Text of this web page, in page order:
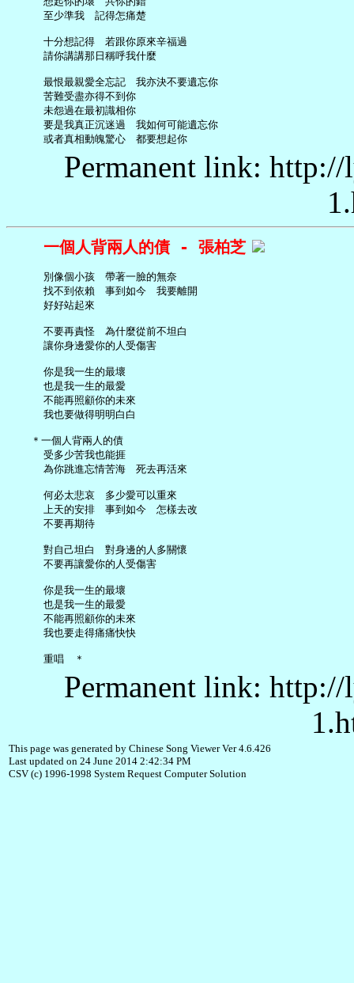
     至少準我　記得怎痛楚
     十分想記得　若跟你原來辛福過
     請你講講那日稱呼我什麼
     最恨最親愛全忘記　我亦決不要遺忘你
     苦難受盡亦得不到你
     未怨過在最初識相你
     要是我真正沉迷過　我如何可能遺忘你
Permanent link:
一個人背兩人的債 - 張柏芝
     別像個小孩　帶著一臉的無奈
     找不到依賴　事到如今　我要離開
     好好站起來
     不要再責怪　為什麼從前不坦白
     讓你身邊愛你的人受傷害
     你是我一生的最壞
     也是我一生的最愛
     不能再照顧你的未來
     我也要做得明明白白
   ＊一個人背兩人的債
     受多少苦我也能捱
     為你跳進忘情苦海　死去再活來
     何必太悲哀　多少愛可以重來
     上天的安排　事到如今　怎樣去改
     不要再期待
     對自己坦白　對身邊的人多關懷
     不要再讓愛你的人受傷害
     你是我一生的最壞
     也是我一生的最愛
     不能再照顧你的未來
     我也要走得痛痛快快
Permanent link:
This page was generated by Chinese Song Viewer Ver 4.6.426
Last updated on 24 June 2014 2:42:34 PM
CSV (c) 1996-1998 System Request Computer Solution